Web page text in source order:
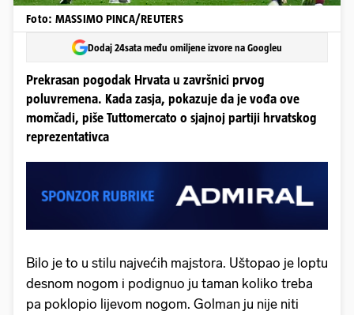
Foto: MASSIMO PINCA/REUTERS
Dodaj 24sata među omiljene izvore na Googleu
Prekrasan pogodak Hrvata u završnici prvog
poluvremena. Kada zasja, pokazuje da je vođa ove
momčadi, piše Tuttomercato o sjajnoj partiji hrvatskog
reprezentativca
Bilo je to u stilu najvećih majstora. Uštopao je loptu
desnom nogom i podignuo ju taman koliko treba
pa poklopio lijevom nogom. Golman ju nije niti